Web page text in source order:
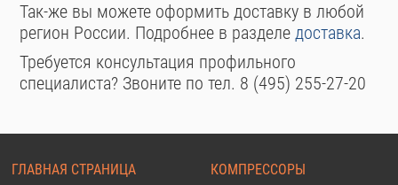
Так-же вы можете оформить доставку в любой
регион России. Подробнее в разделедоставка.
Требуется консультация профильного
специалиста? Звоните по тел. 8 (495) 255-27-20
ГЛАВНАЯ СТРАНИЦА
КОМПРЕССОРЫ